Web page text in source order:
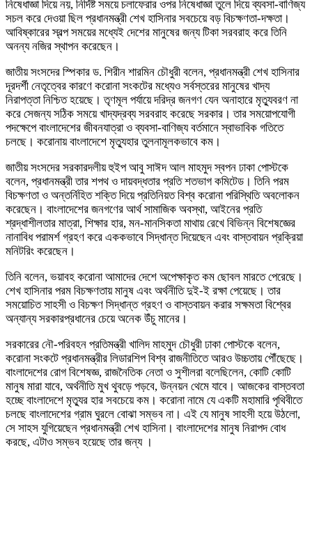
নিষেধাজ্ঞা দিয়ে নয়, নির্দিষ্ট সময়ে চলাফেরার ওপর নিষেধাজ্ঞা তুলে দিয়ে ব্যবসা-বাণিজ্য
সচল করে দেওয়া ছিল প্রধানমন্ত্রী শেখ হাসিনার সবচেয়ে বড় বিচক্ষণতা-দক্ষতা।
আবিষ্কারের স্বল্প সময়ের মধ্যেই দেশের মানুষের জন্য টিকা সরবরাহ করে তিনি
অনন্য নজির স্থাপন করেছেন।
জাতীয় সংসদের স্পিকার ড. শিরীন শারমিন চৌধুরী বলেন, প্রধানমন্ত্রী শেখ হাসিনার
দূরদর্শী নেতৃত্বের কারণে করোনা সংকটের মধ্যেও সর্বস্তরের মানুষের খাদ্য
নিরাপত্তা নিশ্চিত হয়েছে। তৃণমূল পর্যায়ে দরিদ্র জনগণ যেন অনাহারে মৃত্যুবরণ না
করে সেজন্য সঠিক সময়ে খাদ্যদ্রব্য সরবরাহ করেছে সরকার। তার সময়োপযোগী
পদক্ষেপে বাংলাদেশের জীবনযাত্রা ও ব্যবসা-বাণিজ্য বর্তমানে স্বাভাবিক গতিতে
চলছে। করোনায় বাংলাদেশে মৃত্যুহার তুলনামূলকভাবে কম।
জাতীয় সংসদের সরকারদলীয় হুইপ আবু সাঈদ আল মাহমুদ স্বপন ঢাকা পোস্টকে
বলেন, প্রধানমন্ত্রী তার শপথ ও দায়বদ্ধতার প্রতি শতভাগ কমিটেড। তিনি পরম
বিচক্ষণতা ও অন্তর্নিহিত শক্তি দিয়ে প্রতিনিয়ত বিশ্ব করোনা পরিস্থিতি অবলোকন
করেছেন। বাংলাদেশের জনগণের আর্থ সামাজিক অবস্থা, আইনের প্রতি
শ্রদ্ধাশীলতার মাত্রা, শিক্ষার হার, মন-মানসিকতা মাথায় রেখে বিভিন্ন বিশেষজ্ঞের
নানাবিধ পরামর্শ গ্রহণ করে এককভাবে সিদ্ধান্ত দিয়েছেন এবং বাস্তবায়ন প্রক্রিয়া
মনিটরিং করেছেন।
তিনি বলেন, ভয়াবহ করোনা আমাদের দেশে অপেক্ষাকৃত কম ছোবল মারতে পেরেছে।
শেখ হাসিনার পরম বিচক্ষণতায় মানুষ এবং অর্থনীতি দুই-ই রক্ষা পেয়েছে। তার
সময়োচিত সাহসী ও বিচক্ষণ সিদ্ধান্ত গ্রহণ ও বাস্তবায়ন করার সক্ষমতা বিশ্বের
অন্যান্য সরকারপ্রধানের চেয়ে অনেক উঁচু মানের।
সরকারের নৌ-পরিবহন প্রতিমন্ত্রী খালিদ মাহমুদ চৌধুরী ঢাকা পোস্টকে বলেন,
করোনা সংকটে প্রধানমন্ত্রীর লিডারশিপ বিশ্ব রাজনীতিতে আরও উচ্চতায় পৌঁছেছে।
বাংলাদেশের রোগ বিশেষজ্ঞ, রাজনৈতিক নেতা ও সুশীলরা বলেছিলেন, কোটি কোটি
মানুষ মারা যাবে, অর্থনীতি মুখ থুবড়ে পড়বে, উন্নয়ন থেমে যাবে। আজকের বাস্তবতা
হচ্ছে বাংলাদেশে মৃত্যুর হার সবচেয়ে কম। করোনা নামে যে একটি মহামারি পৃথিবীতে
চলছে বাংলাদেশের গ্রাম ঘুরলে বোঝা সম্ভব না। এই যে মানুষ সাহসী হয়ে উঠলো,
সে সাহস যুগিয়েছেন প্রধানমন্ত্রী শেখ হাসিনা। বাংলাদেশের মানুষ নিরাপদ বোধ
করছে, এটাও সম্ভব হয়েছে তার জন্য ।